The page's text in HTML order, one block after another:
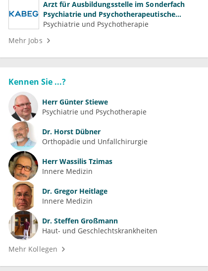
Arzt für Ausbildungsstelle im Sonderfach
Psychiatrie und Psychotherapeutische
Medizin (m/w/d)
Psychiatrie und Psychotherapie
Mehr Jobs
Kennen Sie ...?
Herr Günter Stiewe
Psychiatrie und Psychotherapie
Dr. Horst Dübner
Orthopädie und Unfallchirurgie
Herr Wassilis Tzimas
Innere Medizin
Dr. Gregor Heitlage
Innere Medizin
Dr. Steffen Großmann
Haut- und Geschlechtskrankheiten
Mehr Kollegen